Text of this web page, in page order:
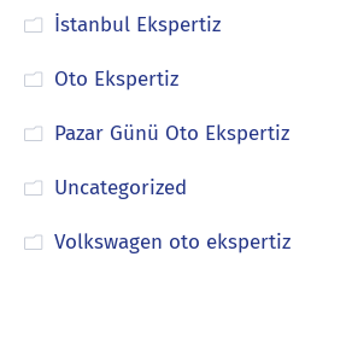
İstanbul Ekspertiz
Oto Ekspertiz
Pazar Günü Oto Ekspertiz
Uncategorized
Volkswagen oto ekspertiz